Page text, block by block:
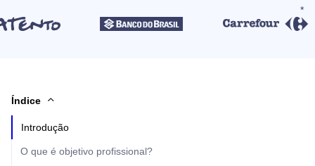
Índice
Introdução
O que é objetivo profissional?